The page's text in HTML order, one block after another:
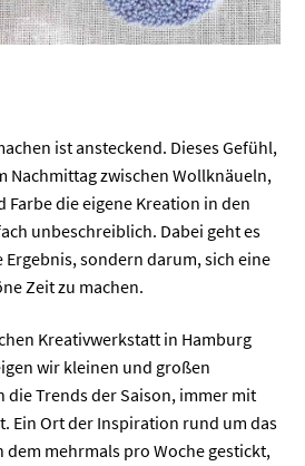
ist ansteckend. Dieses Gefühl,
Nachmittag zwischen Wollknäueln,
Farbe die eigene Kreation in den
unbeschreiblich. Dabei geht es
sondern darum, sich eine
Zeit zu machen.
Kreativwerkstatt in Hamburg
wir kleinen und großen
die Trends der Saison, immer mit
Ein Ort der Inspiration rund um das
dem mehrmals pro Woche gestickt,